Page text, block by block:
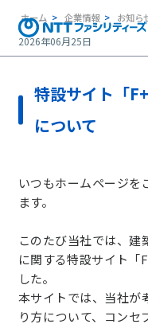
ホーム 企業情報 お知ら
2026年06月25日
特設サイト「
について
いつもホームページを
ます。
このたび当社では、建
に関する特設サイト「
した。
本サイトでは、当社が
り方について、コン